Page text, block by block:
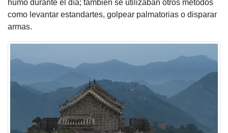
humo durante el día; también se utilizaban otros métodos
como levantar estandartes, golpear palmatorias o disparar
armas.